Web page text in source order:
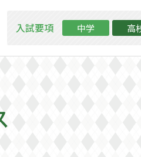
入試要項 中学 高